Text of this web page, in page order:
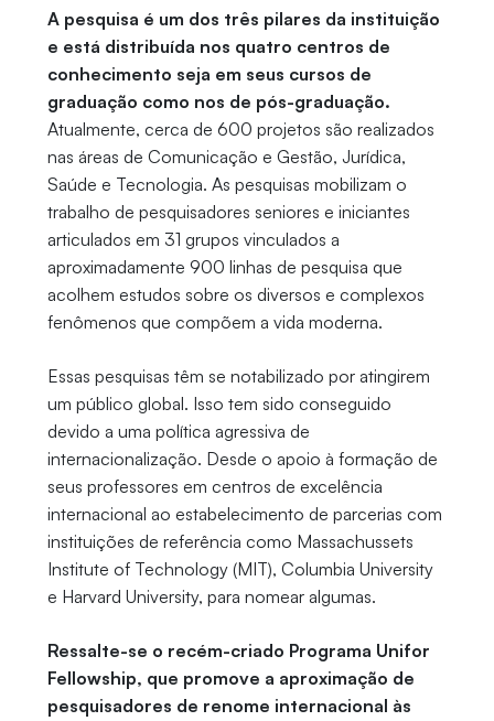
A pesquisa é um dos três pilares da instituição
e está distribuída nos quatro centros de
conhecimento seja em seus cursos de
graduação como nos de pós-graduação.
Atualmente, cerca de 600 projetos são realizados
nas áreas de Comunicação e Gestão, Jurídica,
Saúde e Tecnologia. As pesquisas mobilizam o
trabalho de pesquisadores seniores e iniciantes
articulados em 31 grupos vinculados a
aproximadamente 900 linhas de pesquisa que
acolhem estudos sobre os diversos e complexos
fenômenos que compõem a vida moderna.
Essas pesquisas têm se notabilizado por atingirem
um público global. Isso tem sido conseguido
devido a uma política agressiva de
internacionalização. Desde o apoio à formação de
seus professores em centros de excelência
internacional ao estabelecimento de parcerias com
instituições de referência como Massachussets
Institute of Technology (MIT), Columbia University
e Harvard University, para nomear algumas.
Ressalte-se o recém-criado Programa Unifor
Fellowship, que promove a aproximação de
pesquisadores de renome internacional às